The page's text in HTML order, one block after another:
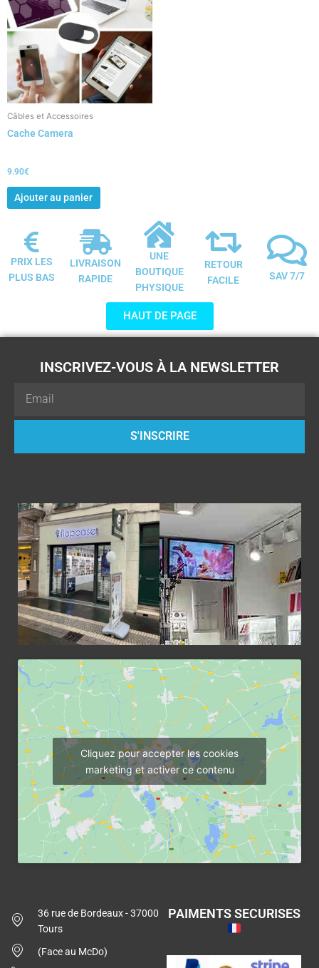
Câbles et Accessoires
Cache Camera
9.90€
Ajouter au panier
PRIX LES
PLUS BAS
LIVRAISON
RAPIDE
UNE
BOUTIQUE
PHYSIQUE
RETOUR
FACILE
SAV 7/7
HAUT DE PAGE
INSCRIVEZ-VOUS À LA NEWSLETTER
S'INSCRIRE
Cliquez pour accepter les cookies
marketing et activer ce contenu
36 rue de Bordeaux - 37000
Tours
(Face au McDo)
PAIMENTS SECURISES